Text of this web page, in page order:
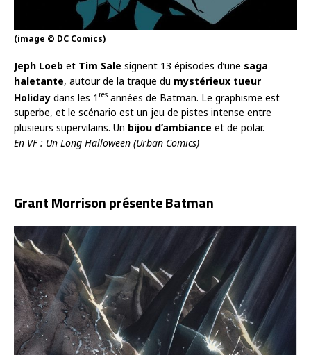
(image © DC Comics)
Jeph Loeb et Tim Sale signent 13 épisodes d’une saga
haletante, autour de la traque du mystérieux tueur
Holiday dans les 1 res années de Batman. Le graphisme est
superbe, et le scénario est un jeu de pistes intense entre
plusieurs supervilains. Un bijou d’ambiance et de polar.
En VF : Un Long Halloween (Urban Comics)
Grant Morrison présente Batman